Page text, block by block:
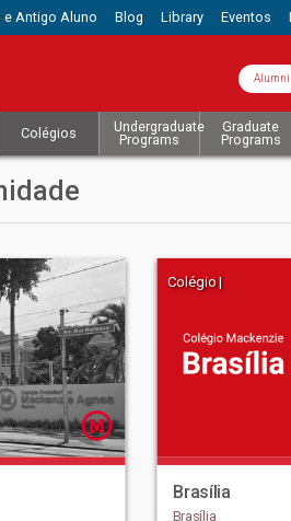
e Antigo Aluno Blog Library Eventos
Alumni
Colégios
Undergraduate
Programs
Graduate
Programs
Colégio |
Brasília
Brasília